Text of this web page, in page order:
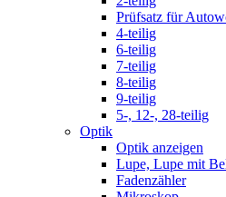
Prüfsatz für
4-teilig
6-teilig
7-teilig
8-teilig
9-teilig
5-, 12-, 28-teilig
Optik
Optik anzeigen
Lupe, Lupe mit
Fadenzähler